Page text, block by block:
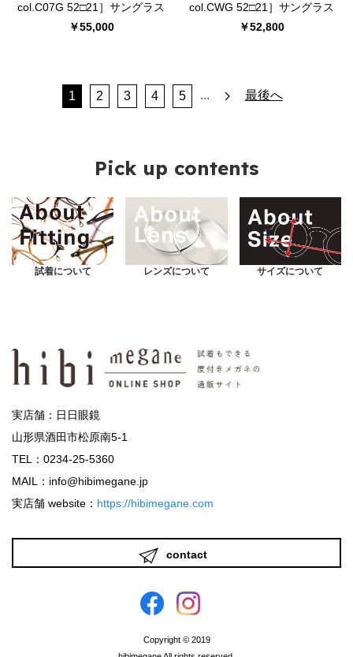
col.C07G 52□21］サングラス
￥55,000
col.CWG 52□21］サングラス
￥52,800
1 2 3 4 5 ... 最後へ
Pick up contents
試着について レンズについて サイズについて
実店舗：日日眼鏡
山形県酒田市松原南5-1
TEL：0234-25-5360
MAIL：info@hibimegane.jp
実店舗 website： https://hibimegane.com
contact
Copyright © 2019